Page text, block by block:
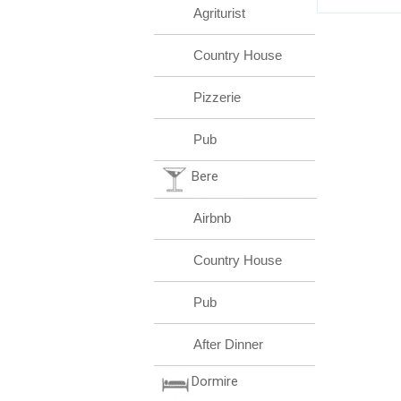
Agriturist
Country House
Pizzerie
Pub
Bere
Airbnb
Country House
Pub
After Dinner
Dormire